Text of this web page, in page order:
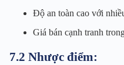
Độ an toàn cao với
Giá bán cạnh tranh
7.2 Nhược điểm: